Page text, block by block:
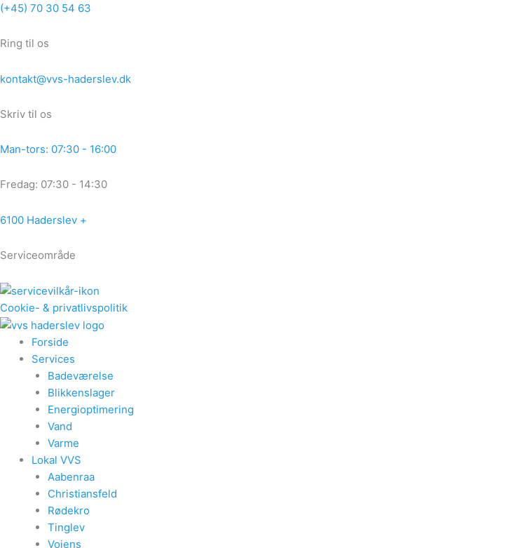
Gå
indholdet
(+45) 70 30 54 63
Ring til os
kontakt@vvs-haderslev.dk
Skriv til os
Man-tors: 07:30 - 16:00
Fredag: 07:30 - 14:30
6100 Haderslev +
Serviceområde
Cookie- & privatlivspolitik
Forside
Services
Badeværelse
Blikkenslager
Energioptimering
Vand
Varme
Lokal VVS
Aabenraa
Christiansfeld
Rødekro
Tinglev
Vojens